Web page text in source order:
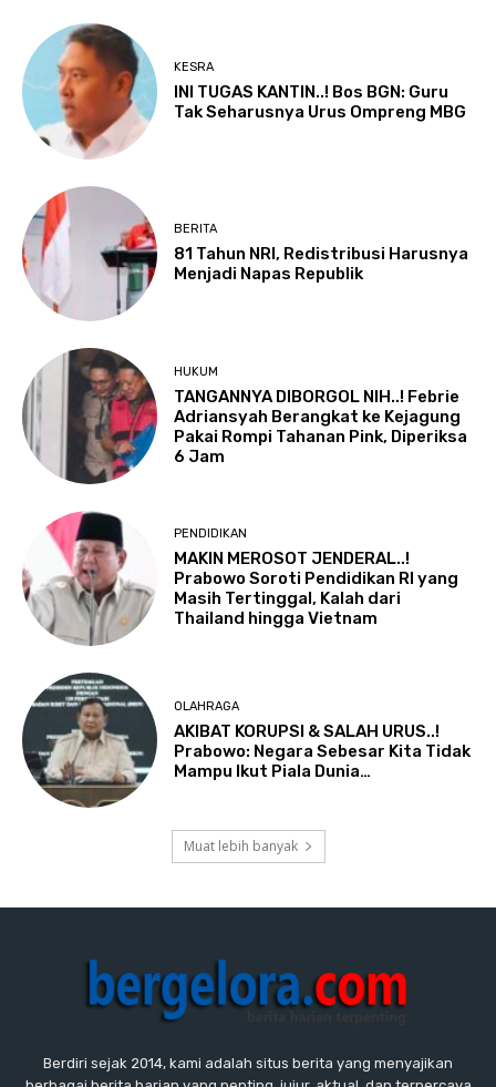
KESRA
INI TUGAS KANTIN..! Bos BGN: Guru
Tak Seharusnya Urus Ompreng MBG
BERITA
81 Tahun NRI, Redistribusi Harusnya
Menjadi Napas Republik
HUKUM
TANGANNYA DIBORGOL NIH..! Febrie
Adriansyah Berangkat ke Kejagung
Pakai Rompi Tahanan Pink, Diperiksa
6 Jam
PENDIDIKAN
MAKIN MEROSOT JENDERAL..!
Prabowo Soroti Pendidikan RI yang
Masih Tertinggal, Kalah dari
Thailand hingga Vietnam
OLAHRAGA
AKIBAT KORUPSI & SALAH URUS..!
Prabowo: Negara Sebesar Kita Tidak
Mampu Ikut Piala Dunia…
Muat lebih banyak
Berdiri sejak 2014, kami adalah situs berita yang menyajikan